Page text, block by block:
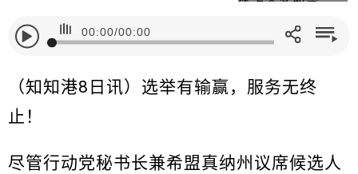
00:00/00:00
（知知港8日讯）选举有输赢，服务无终
止！
尽管行动党秘书长兼希盟真纳州议席候选人